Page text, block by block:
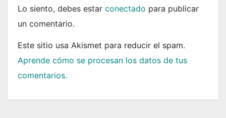
Lo siento, debes estar conectado para publicar
un comentario.
Este sitio usa Akismet para reducir el spam.
Aprende cómo se procesan los datos de tus
comentarios.